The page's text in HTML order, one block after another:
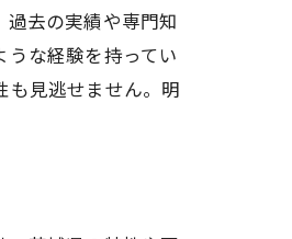
去の実績や専門知
な経験を持ってい
も見逃せません。明